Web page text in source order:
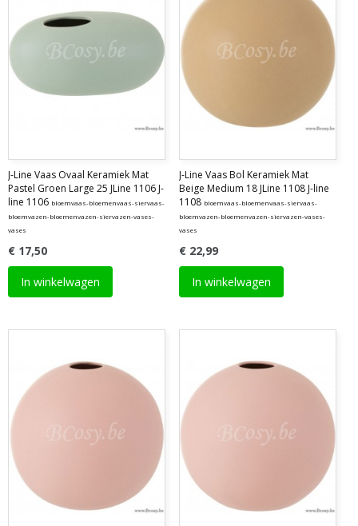
J-Line Vaas Ovaal Keramiek Mat
Pastel Groen Large 25 JLine 1106 J-
line 1106 bloemvaas-bloemenvaas-siervaas-
bloemvazen-bloemenvazen-siervazen-vases-
vases
€ 17,50
In winkelwagen
J-Line Vaas Bol Keramiek Mat
Beige Medium 18 JLine 1108 J-line
1108 bloemvaas-bloemenvaas-siervaas-
bloemvazen-bloemenvazen-siervazen-vases-
vases
€ 22,99
In winkelwagen